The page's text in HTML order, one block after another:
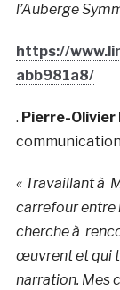
l’Auberge
https://
abb981a8/
. Pierre-Olivier
« Travaillant à
carrefour entre
cherche à
œuvrent et qui
narration. Mes